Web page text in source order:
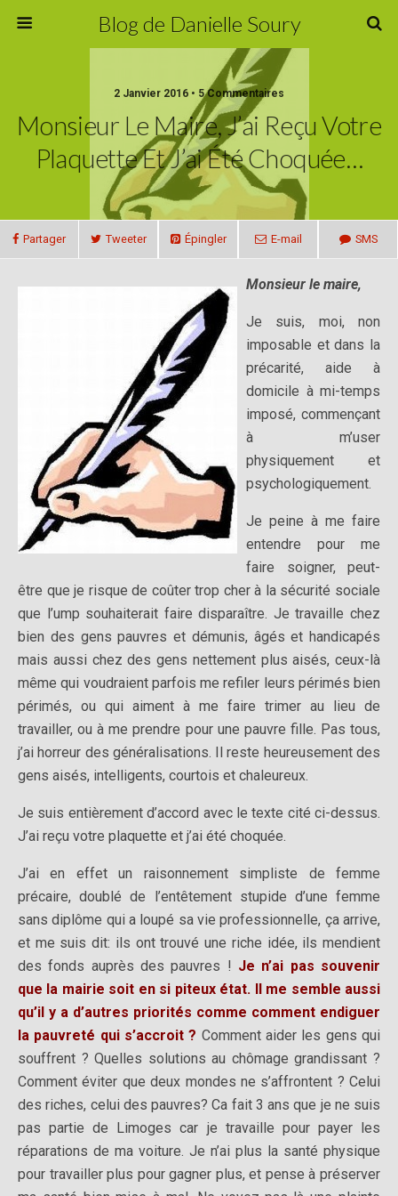
Blog de Danielle Soury
2 Janvier 2016 • 5 Commentaires
Monsieur Le Maire, J’ai Reçu Votre
Plaquette Et J’ai Été Choquée…
Partager Tweeter Épingler E-mail SMS
Monsieur le maire,
Je suis, moi, non
imposable et dans la
précarité, aide à
domicile à mi-temps
imposé, commençant
à m’user
physiquement et
psychologiquement.
Je peine à me faire
entendre pour me
faire soigner, peut-
être que je risque de coûter trop cher à la sécurité sociale
que l’ump souhaiterait faire disparaître. Je travaille chez
bien des gens pauvres et démunis, âgés et handicapés
mais aussi chez des gens nettement plus aisés, ceux-là
même qui voudraient parfois me refiler leurs périmés bien
périmés, ou qui aiment à me faire trimer au lieu de
travailler, ou à me prendre pour une pauvre fille. Pas tous,
j’ai horreur des généralisations. Il reste heureusement des
gens aisés, intelligents, courtois et chaleureux.
Je suis entièrement d’accord avec le texte cité ci-dessus.
J’ai reçu votre plaquette et j’ai été choquée.
J’ai en effet un raisonnement simpliste de femme
précaire, doublé de l’entêtement stupide d’une femme
sans diplôme qui a loupé sa vie professionnelle, ça arrive,
et me suis dit: ils ont trouvé une riche idée, ils mendient
des fonds auprès des pauvres ! Je n’ai pas souvenir
que la mairie soit en si piteux état. Il me semble aussi
qu’il y a d’autres priorités comme comment endiguer
la pauvreté qui s’accroit ? Comment aider les gens qui
souffrent ? Quelles solutions au chômage grandissant ?
Comment éviter que deux mondes ne s’affrontent ? Celui
des riches, celui des pauvres? Ca fait 3 ans que je ne suis
pas partie de Limoges car je travaille pour payer les
réparations de ma voiture. Je n’ai plus la santé physique
pour travailler plus pour gagner plus, et pense à préserver